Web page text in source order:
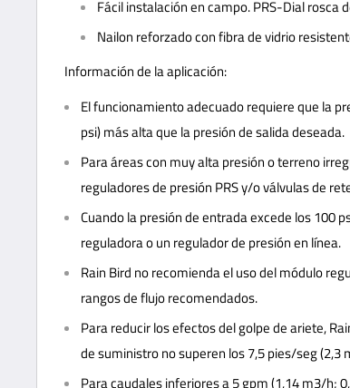
Fácil instalación en campo. PRS-Dial rosca
Nailon reforzado con fibra de vidrio
Información de la aplicación:
El funcionamiento adecuado requiere que la
psi) más alta que la presión de salida deseada.
Para áreas con muy alta presión o terreno
reguladores de presión PRS y/o válvulas de
Cuando la presión de entrada excede los 100
reguladora o un regulador de presión en línea.
Rain Bird no recomienda el uso del módulo
rangos de flujo recomendados.
Para reducir los efectos del golpe de ariete,
de suministro no superen los 7,5 pies/seg (2,3
Para caudales inferiores a 5 gpm (1,14 m3/h;